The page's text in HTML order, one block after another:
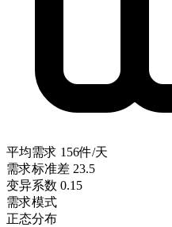
平均需求 156件/天
需求标准差 23.5
变异系数 0.15
需求模式
正态分布